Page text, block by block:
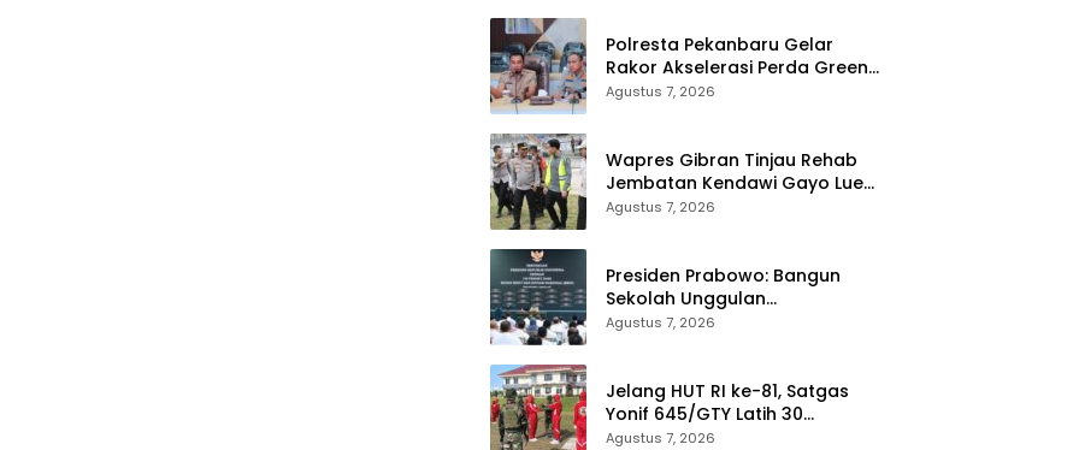
Polresta Pekanbaru Gelar
Rakor Akselerasi Perda Green
City, Masukkan ke Kurikulum
Agustus 7, 2026
Wapres Gibran Tinjau Rehab
Jembatan Kendawi Gayo Lues,
Didampingi Kapolda Aceh
Agustus 7, 2026
Presiden Prabowo: Bangun
Sekolah Unggulan
Berkurikulum IB untuk Saingi
Agustus 7, 2026
Jelang HUT RI ke-81, Satgas
Yonif 645/GTY Latih 30
Paskibraka di Kantor Bupati
Agustus 7, 2026